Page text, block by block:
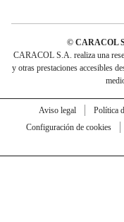
© CARACOL
CARACOL S.A. realiza una
y otras prestaciones accesibles
Aviso legal Política
Configuración de cookies